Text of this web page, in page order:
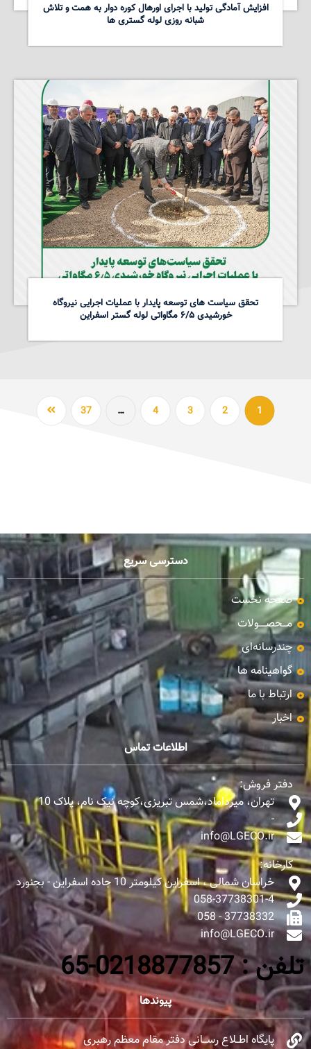
افزایش آمادگی تولید با اجرای اورهال کوره دوار به همت و تلاش
شبانه روزی لوله گستری ها
تحقق سیاست های توسعه پایدار با عملیات اجرایی نیروگاه
خورشیدی ۶/۵ مگاواتی لوله گستر اسفراین
1
2
3
4
…
37
دسترسی سریع
صفحه نخست
مـــحصـــــولات
چندرسانه‌ای
گواهینامه ها
ارتباط با ما
اخبار
اطلاعات تماس
دفتر فروش:
تهران، میرداماد،شمس تبریزی،کوچه نیک نام، پلاک 10
-
info@LGECO.ir
کارخانه:
خراسان شمالی ، اسفراین کیلومتر 10 جاده اسفراین - بجنورد
058-37738301-4
37738332 - 058
info@LGECO.ir
تلفن : 0218877857-65
پیوندها
پایگاه اطــلاع رســـانی دفتر مقام معظم رهبری